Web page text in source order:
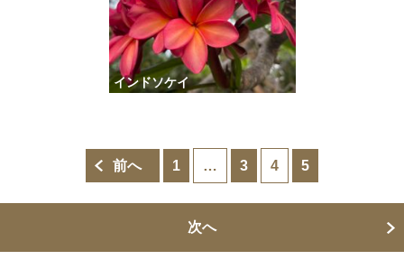
インドソケイ
前へ 1 … 3 4 5
次へ